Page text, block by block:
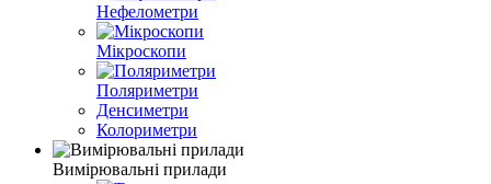
Нефелометри
Мікроскопи
Поляриметри
Денсиметри
Колориметри
Вимірювальні прилади